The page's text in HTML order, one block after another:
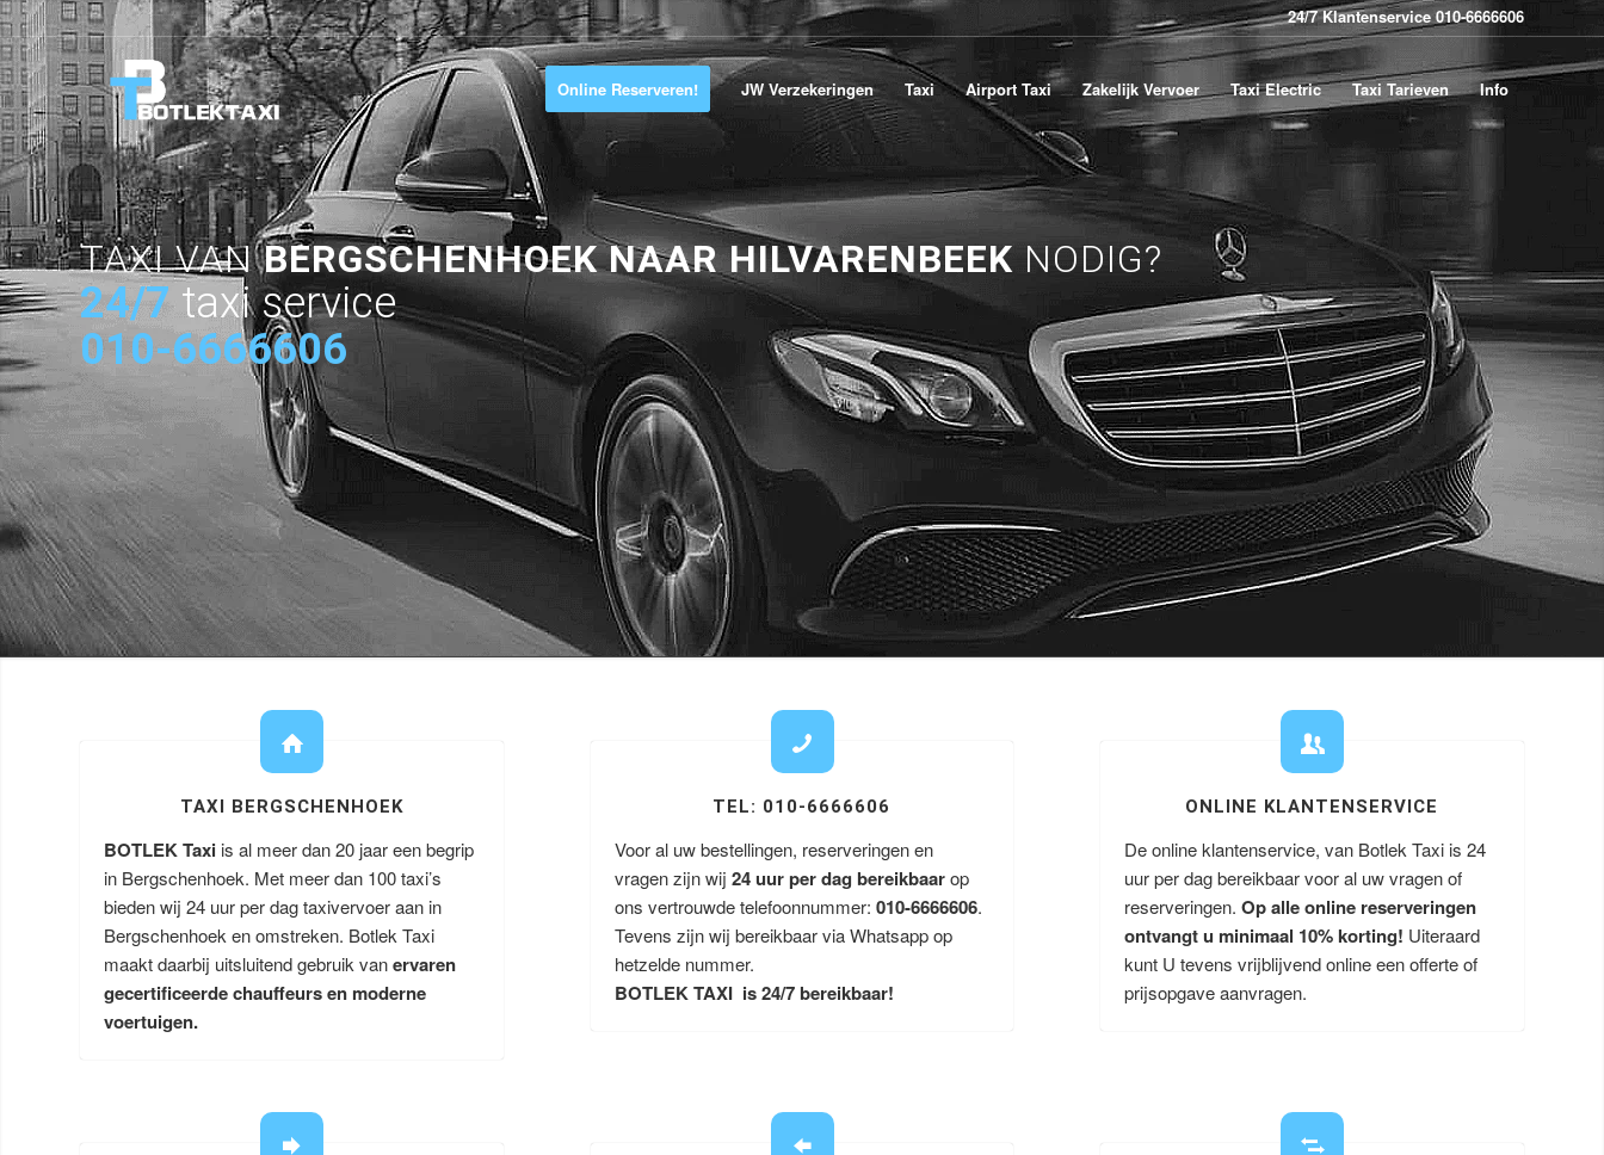
24/7 Klantenservice 010-6666606
Online Reserveren! JW Verzekeringen Taxi Airport Taxi Zakelijk Vervoer Taxi Electric Taxi Tarieven Info
TAXI VANBERGSCHENHOEK NAAR HILVARENBEEKNODIG?
24/7 taxi service
010-6666606
TAXI BERGSCHENHOEK
BOTLEK Taxi is al meer dan 20 jaar een begrip
in Bergschenhoek. Met meer dan 100 taxi’s
bieden wij 24 uur per dag taxivervoer aan in
Bergschenhoek en omstreken. Botlek Taxi
maakt daarbij uitsluitend gebruik vanervaren
gecertificeerde chauffeurs en moderne
voertuigen.
TEL: 010-6666606
Voor al uw bestellingen, reserveringen en
vragen zijn wij 24 uur per dag bereikbaarop
ons vertrouwde telefoonnummer: 010-6666606.
Tevens zijn wij bereikbaar via Whatsapp op
hetzelde nummer.
BOTLEK TAXI is 24/7 bereikbaar!
ONLINE KLANTENSERVICE
De online klantenservice, van Botlek Taxi is 24
uur per dag bereikbaar voor al uw vragen of
reserveringen.Op alle online reserveringen
ontvangt u minimaal 10% korting! Uiteraard
kunt U tevens vrijblijvend online een offerte of
prijsopgave aanvragen.